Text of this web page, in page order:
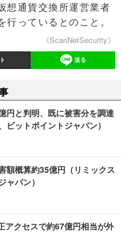
想通貨交換所運営業者
っているとのこと。
《ScanNetSecurity》
送る
円と判明、既に被害分を調達
ットポイントジャパン）
額概算約35億円（リミックス
ャパン）
アクセスで約67億円相当が外